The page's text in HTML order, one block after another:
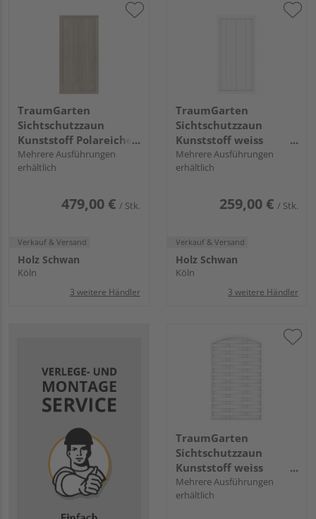
TraumGarten
Sichtschutzzaun
Kunststoff Polareiche
"LONGLIFE RIVA"
Mehrere Ausführungen
erhältlich
479,00 € / Stk.
Verkauf & Versand
Holz Schwan
Köln
3 weitere Händler
TraumGarten
Sichtschutzzaun
Kunststoff weiss
"LONGLIFE RIVA"
Mehrere Ausführungen
erhältlich
259,00 € / Stk.
Verkauf & Versand
Holz Schwan
Köln
3 weitere Händler
TraumGarten
Sichtschutzzaun
Kunststoff weiss
"LONGLIFE ROMO"
Mehrere Ausführungen
erhältlich